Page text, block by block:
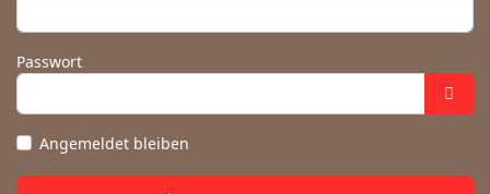
Passwort
Angemeldet bleiben